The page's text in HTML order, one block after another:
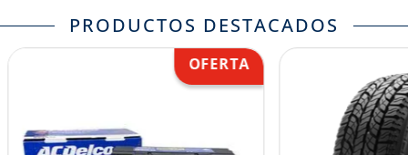
PRODUCTOS DESTACADOS